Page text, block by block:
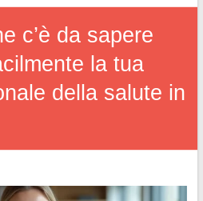
c’è da sapere
la tua
della salute in